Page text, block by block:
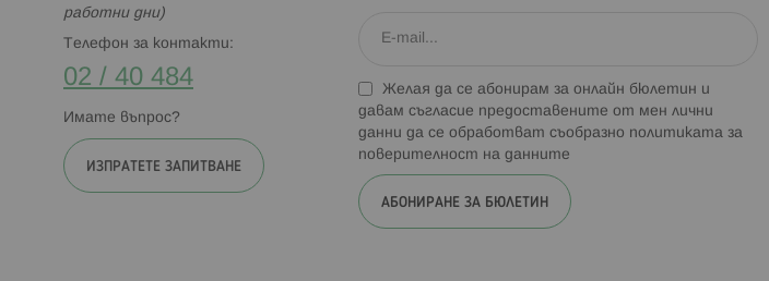
работни дни)
Телефон за контакти:
02 / 40 484
Имате въпрос?
ИЗПРАТЕТЕ ЗАПИТВАНЕ
Желая да се абонирам за онлайн бюлетин и
давам съгласие предоставените от мен лични
данни да се обработват съобразно политиката за
поверителност на данните
АБОНИРАНЕ ЗА БЮЛЕТИН